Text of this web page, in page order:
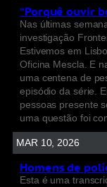
“Porquê ouvir
Nas últimas
investigação
Estivemos em
Oficina Mescla. E
uma centena de
episódio da série.
pessoas presente
uma questão foi
MAR 10, 2026
Homens de
Esta é uma